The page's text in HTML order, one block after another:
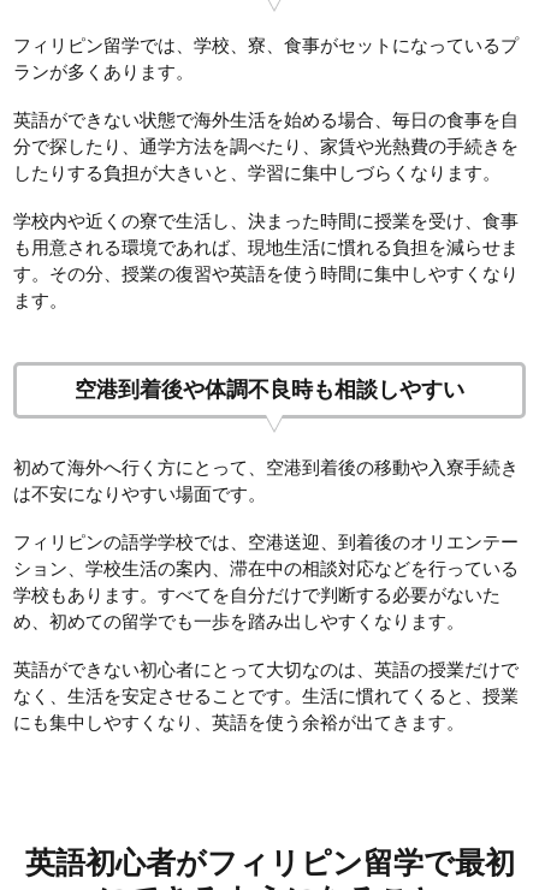
フィリピン留学では、学校、寮、食事がセットになっているプ
ランが多くあります。
英語ができない状態で海外生活を始める場合、毎日の食事を自
分で探したり、通学方法を調べたり、家賃や光熱費の手続きを
したりする負担が大きいと、学習に集中しづらくなります。
学校内や近くの寮で生活し、決まった時間に授業を受け、食事
も用意される環境であれば、現地生活に慣れる負担を減らせま
す。その分、授業の復習や英語を使う時間に集中しやすくなり
ます。
空港到着後や体調不良時も相談しやすい
初めて海外へ行く方にとって、空港到着後の移動や入寮手続き
は不安になりやすい場面です。
フィリピンの語学学校では、空港送迎、到着後のオリエンテー
ション、学校生活の案内、滞在中の相談対応などを行っている
学校もあります。すべてを自分だけで判断する必要がないた
め、初めての留学でも一歩を踏み出しやすくなります。
英語ができない初心者にとって大切なのは、英語の授業だけで
なく、生活を安定させることです。生活に慣れてくると、授業
にも集中しやすくなり、英語を使う余裕が出てきます。
英語初心者がフィリピン留学で最初